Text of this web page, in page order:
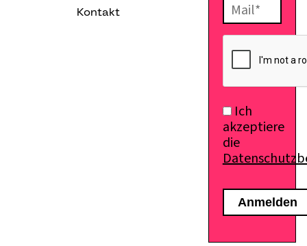
Kontakt
Ich
akzeptiere
die